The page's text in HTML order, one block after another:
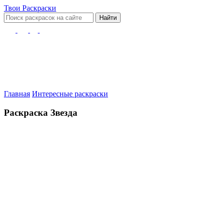
Твои Раскраски
Найти
Главная Интересные раскраски
Раскраска Звезда